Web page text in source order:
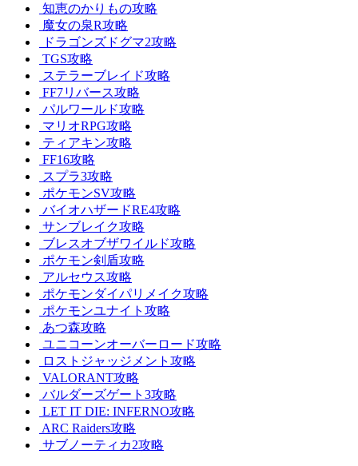
知恵のかりもの攻略
魔女の泉R攻略
ドラゴンズドグマ2攻略
TGS攻略
ステラーブレイド攻略
FF7リバース攻略
パルワールド攻略
マリオRPG攻略
ティアキン攻略
FF16攻略
スプラ3攻略
ポケモンSV攻略
バイオハザードRE4攻略
サンブレイク攻略
ブレスオブザワイルド攻略
ポケモン剣盾攻略
アルセウス攻略
ポケモンダイパリメイク攻略
ポケモンユナイト攻略
あつ森攻略
ユニコーンオーバーロード攻略
ロストジャッジメント攻略
VALORANT攻略
バルダーズゲート3攻略
LET IT DIE: INFERNO攻略
ARC Raiders攻略
サブノーティカ2攻略